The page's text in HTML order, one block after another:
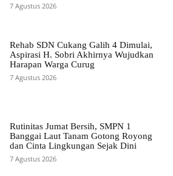
7 Agustus 2026
Rehab SDN Cukang Galih 4 Dimulai,
Aspirasi H. Sobri Akhirnya Wujudkan
Harapan Warga Curug
7 Agustus 2026
Rutinitas Jumat Bersih, SMPN 1
Banggai Laut Tanam Gotong Royong
dan Cinta Lingkungan Sejak Dini
7 Agustus 2026